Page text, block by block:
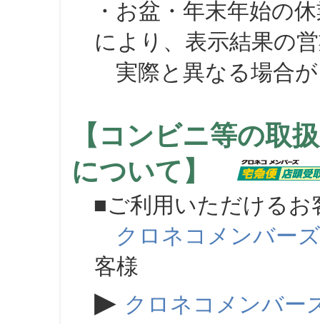
・お盆・年末年始の
により、表示結果の
実際と異なる場合が
【コンビニ等の取
について】
■ご利用いただけるお
クロネコメンバーズ
客様
▶ クロネコメンバー